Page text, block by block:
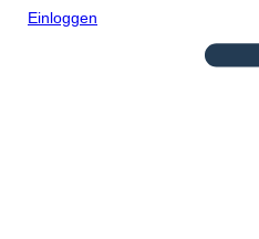
Einloggen
Abuso